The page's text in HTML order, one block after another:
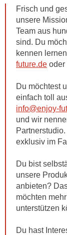
Frisch und
unsere
Team aus
sind. Du
kennen
future.de oder
Du möchtest
einfach toll
info@enjoy-
und wir
exklusiv im
Du bist
unsere
anbieten?
möchten
unterstützen
Du hast